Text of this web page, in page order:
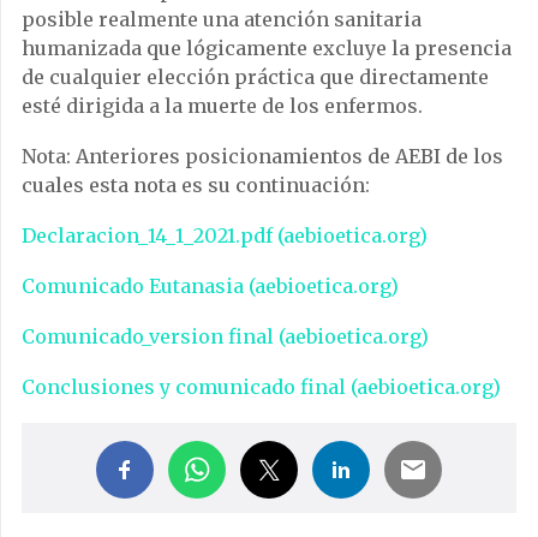
posible realmente una atención sanitaria
humanizada que lógicamente excluye la presencia
de cualquier elección práctica que directamente
esté dirigida a la muerte de los enfermos.
Nota: Anteriores posicionamientos de AEBI de los
cuales esta nota es su continuación:
Declaracion_14_1_2021.pdf (aebioetica.org)
Comunicado Eutanasia (aebioetica.org)
Comunicado_version final (aebioetica.org)
Conclusiones y comunicado final (aebioetica.org)